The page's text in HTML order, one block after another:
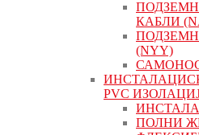
КАБЛИ
(NYY)
PVC
ПОЛНИ